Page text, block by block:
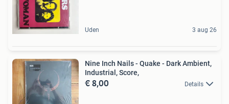
Uden 3 aug 26
Nine Inch Nails - Quake - Dark Ambient,
Industrial, Score,
€ 8,00 Details